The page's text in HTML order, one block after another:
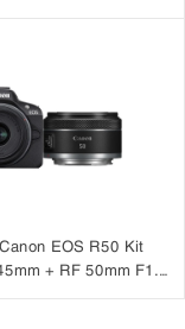
EOS R50 Kit
+ RF 50mm F1.8